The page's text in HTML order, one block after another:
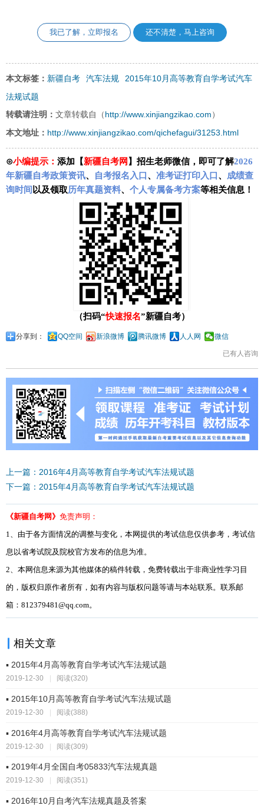
我已了解，立即报名 还不清楚，马上咨询
本文标签： 新疆自考 汽车法规
2015年10月高等教育自学考试汽车
法规试题
转载请注明： 文章转载自（ http://www.xinjiangzikao.com ）
本文地址： http://www.xinjiangzikao.com/qichefagui/31253.html
⊙小编提示： 添加【新疆自考网 】招生老师微信，即可了解2026
年新疆自考政策资讯、 自考报名入口 、 准考证打印入口 、 成绩查
询时间 以及领取历年真题资料、 个人专属备考方案等相关信息！
（扫码“快速报名”新疆自考）
分享到： QQ空间 新浪微博 腾讯微博 人人网 微信
已有人咨询
上一篇：2016年4月高等教育自学考试汽车法规试题
下一篇：2015年4月高等教育自学考试汽车法规试题
《新疆自考网》 免责声明：
1、由于各方面情况的调整与变化，本网提供的考试信息仅供参考，考试信
息以省考试院及院校官方发布的信息为准。
2、本网信息来源为其他媒体的稿件转载，免费转载出于非商业性学习目
的，版权归原作者所有，如有内容与版权问题等请与本站联系。联系邮
箱：812379481@qq.com。
相关文章
▪ 2015年4月高等教育自学考试汽车法规试题
2019-12-30 阅读(320)
▪ 2015年10月高等教育自学考试汽车法规试题
2019-12-30 阅读(388)
▪ 2016年4月高等教育自学考试汽车法规试题
2019-12-30 | 阅读(309)
▪ 2019年4月全国自考05833汽车法规真题
2019-12-30 阅读(351)
▪ 2016年10月自考汽车法规真题及答案